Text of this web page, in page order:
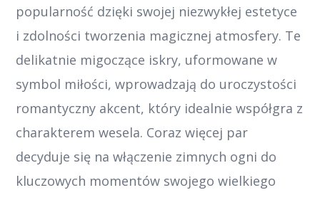
popularność dzięki swojej niezwykłej estetyce
i zdolności tworzenia magicznej atmosfery. Te
delikatnie migoczące iskry, uformowane w
symbol miłości, wprowadzają do uroczystości
romantyczny akcent, który idealnie współgra z
charakterem wesela. Coraz więcej par
decyduje się na włączenie zimnych ogni do
kluczowych momentów swojego wielkiego